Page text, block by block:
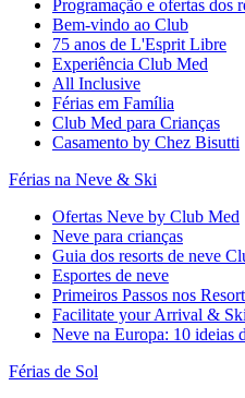
Programação e ofertas dos
Bem-vindo ao Club
75 anos de L'Esprit Libre
Experiência Club Med
All Inclusive
Férias em Família
Club Med para Crianças
Casamento by Chez Bisutti
Férias na Neve & Ski
Ofertas Neve by Club Med
Neve para crianças
Guia dos resorts de neve
Esportes de neve
Primeiros Passos nos
Facilitate your Arrival &
Neve na Europa: 10 ideias
Férias de Sol